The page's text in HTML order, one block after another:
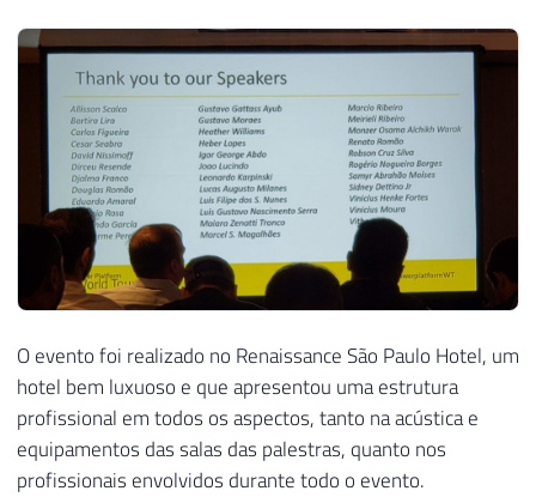
O evento foi realizado no Renaissance São Paulo Hotel, um
hotel bem luxuoso e que apresentou uma estrutura
profissional em todos os aspectos, tanto na acústica e
equipamentos das salas das palestras, quanto nos
profissionais envolvidos durante todo o evento.